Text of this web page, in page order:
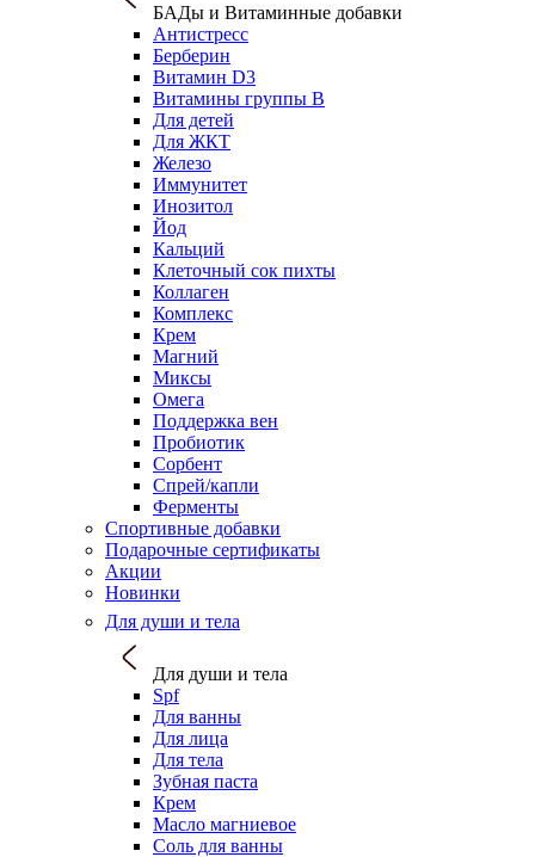
БАДы и Витаминные добавки
Антистресс
Берберин
Витамин D3
Витамины группы B
Для детей
Для ЖКТ
Железо
Иммунитет
Инозитол
Йод
Кальций
Клеточный сок пихты
Коллаген
Комплекс
Крем
Магний
Миксы
Омега
Поддержка вен
Пробиотик
Сорбент
Спрей/капли
Ферменты
Спортивные добавки
Подарочные сертификаты
Акции
Новинки
Для души и тела
Для души и тела
Spf
Для ванны
Для лица
Для тела
Зубная паста
Крем
Масло магниевое
Соль для ванны